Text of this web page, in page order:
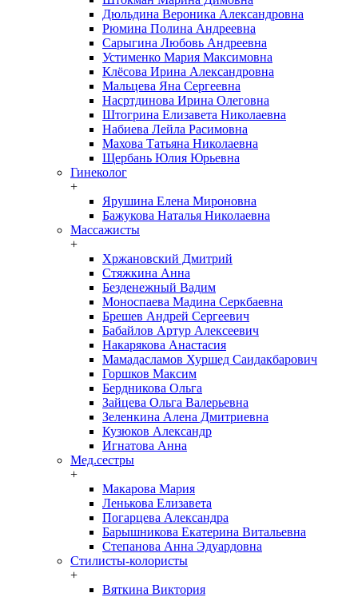
Дюльдина Вероника Александровна
Рюмина Полина Андреевна
Сарыгина Любовь Андреевна
Устименко Мария Максимовна
Клёсова Ирина Александровна
Мальцева Яна Сергеевна
Насртдинова Ирина Олеговна
Штогрина Елизавета Николаевна
Набиева Лейла Расимовна
Махова Татьяна Николаевна
Щербань Юлия Юрьевна
Гинеколог
+
Ярушина Елена Мироновна
Бажукова Наталья Николаевна
Массажисты
+
Хржановский Дмитрий
Стяжкина Анна
Безденежный Вадим
Моноспаева Мадина Серкбаевна
Брешев Андрей Сергеевич
Бабайлов Артур Алексеевич
Накарякова Анастасия
Мамадасламов Хуршед Саидакбарович
Горшков Максим
Бердникова Ольга
Зайцева Ольга Валерьевна
Зеленкина Алена Дмитриевна
Кузюков Александр
Игнатова Анна
Мед.сестры
+
Макарова Мария
Ленькова Елизавета
Погарцева Александра
Барышникова Екатерина Витальевна
Степанова Анна Эдуардовна
Стилисты-колористы
+
Вяткина Виктория